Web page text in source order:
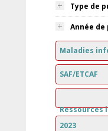
Type de
Année
Maladies
SAF/ETCAF
Ressources
2023